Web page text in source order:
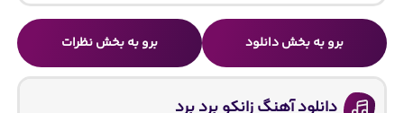
برو به بخش دانلود برو به بخش نظرات
دانلود آهنگ زانکو برد برد